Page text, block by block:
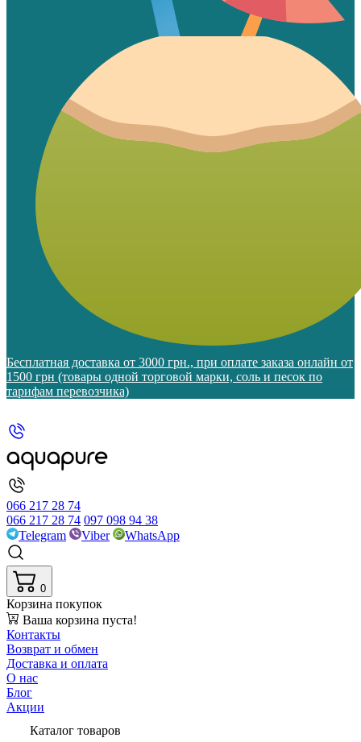
Бесплатная доставка от 3000 грн., при оплате заказа онлайн от
1500 грн (товары одной торговой марки, соль и песок по
тарифам перевозчика)
066 217 28 74
066 217 28 74 097 098 94 38
Telegram
Viber WhatsApp
0
Корзина покупок
Ваша корзина пуста!
Контакты
Возврат и обмен
Доставка и оплата
О нас
Блог
Акции
Каталог товаров